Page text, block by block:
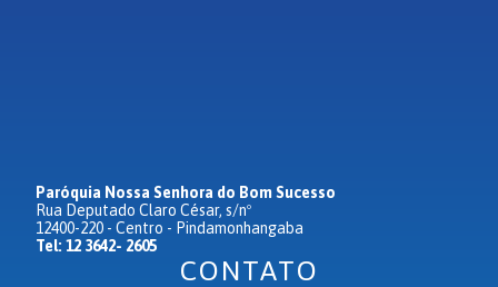
Paróquia Nossa Senhora do Bom Sucesso
Rua Deputado Claro César, s/nº
12400-220 - Centro - Pindamonhangaba
Tel: 12 3642- 2605
CONTATO